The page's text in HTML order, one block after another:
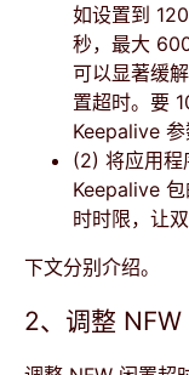
如设置到
秒，最大
可以显著缓
置超时。要
Keepalive
(2) 将应用程
Keepalive
时时限，让
下文分别介绍。
2、调整 NFW